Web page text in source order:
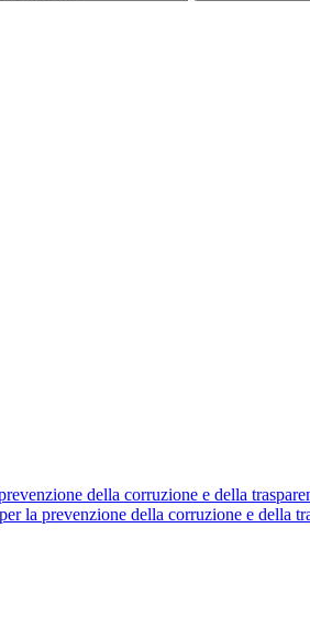
della corruzione e della
la prevenzione della corruzione e della